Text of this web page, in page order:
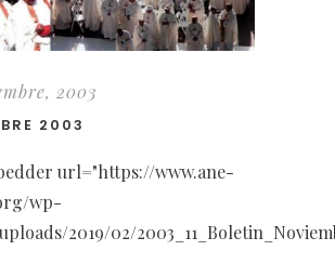
2003
2003
url="https://www.ane-
wp-
2019/02/